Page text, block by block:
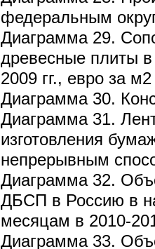
федеральным
Диаграмма 29.
древесные плиты
2009 гг., евро за
Диаграмма 30.
Диаграмма 31.
изготовления
непрерывным
Диаграмма 32.
ДБСП в Россию в
месяцам в 2010-
Диаграмма 33.